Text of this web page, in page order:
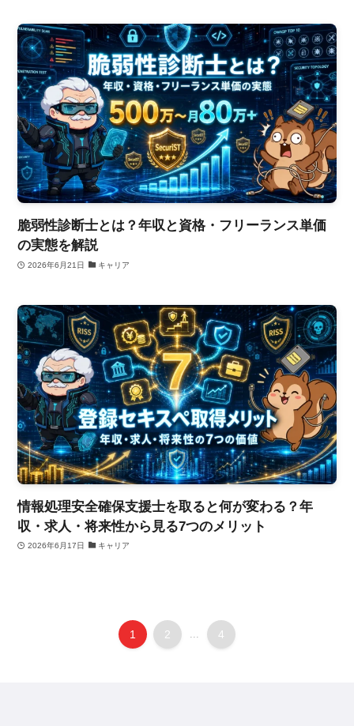
脆弱性診断士とは？年収と資格・フリーランス単価
の実態を解説
2026年6月21日 キャリア
情報処理安全確保支援士を取ると何が変わる？年
収・求人・将来性から見る7つのメリット
2026年6月17日 キャリア
1 2 4